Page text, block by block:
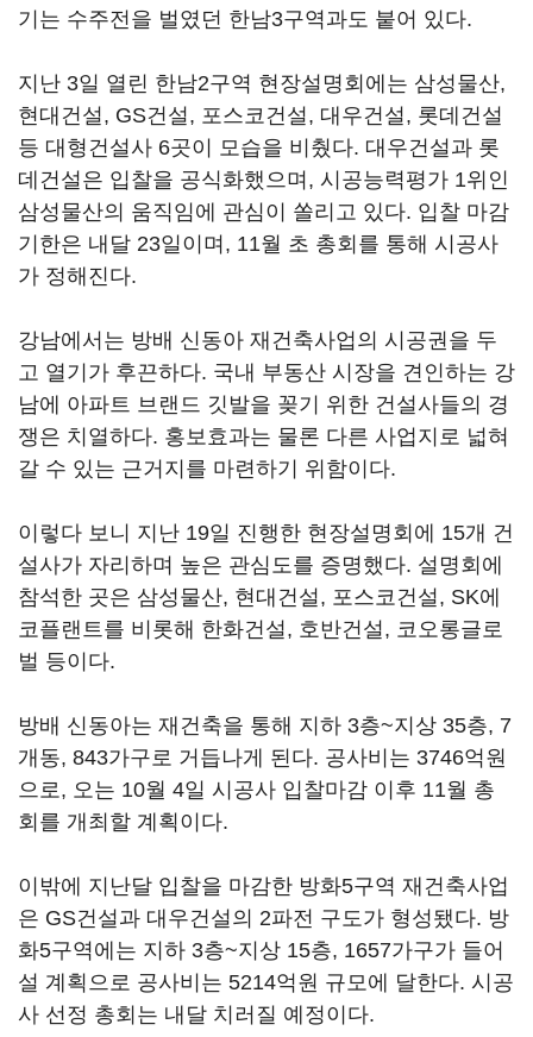
기는 수주전을 벌였던 한남3구역과도 붙어 있다.
지난 3일 열린 한남2구역 현장설명회에는 삼성물산,
현대건설, GS건설, 포스코건설, 대우건설, 롯데건설
등 대형건설사 6곳이 모습을 비췄다. 대우건설과 롯
데건설은 입찰을 공식화했으며, 시공능력평가 1위인
삼성물산의 움직임에 관심이 쏠리고 있다. 입찰 마감
기한은 내달 23일이며, 11월 초 총회를 통해 시공사
가 정해진다.
강남에서는 방배 신동아 재건축사업의 시공권을 두
고 열기가 후끈하다. 국내 부동산 시장을 견인하는 강
남에 아파트 브랜드 깃발을 꽂기 위한 건설사들의 경
쟁은 치열하다. 홍보효과는 물론 다른 사업지로 넓혀
갈 수 있는 근거지를 마련하기 위함이다.
이렇다 보니 지난 19일 진행한 현장설명회에 15개 건
설사가 자리하며 높은 관심도를 증명했다. 설명회에
참석한 곳은 삼성물산, 현대건설, 포스코건설, SK에
코플랜트를 비롯해 한화건설, 호반건설, 코오롱글로
벌 등이다.
방배 신동아는 재건축을 통해 지하 3층~지상 35층, 7
개동, 843가구로 거듭나게 된다. 공사비는 3746억원
으로, 오는 10월 4일 시공사 입찰마감 이후 11월 총
회를 개최할 계획이다.
이밖에 지난달 입찰을 마감한 방화5구역 재건축사업
은 GS건설과 대우건설의 2파전 구도가 형성됐다. 방
화5구역에는 지하 3층~지상 15층, 1657가구가 들어
설 계획으로 공사비는 5214억원 규모에 달한다. 시공
사 선정 총회는 내달 치러질 예정이다.